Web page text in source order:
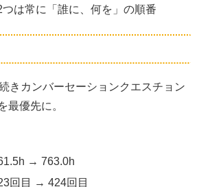
は常に「誰に、何を」の順番
きカンバーセーションクエスチョン
最優先に。
→ 763.0h
回目 → 424回目